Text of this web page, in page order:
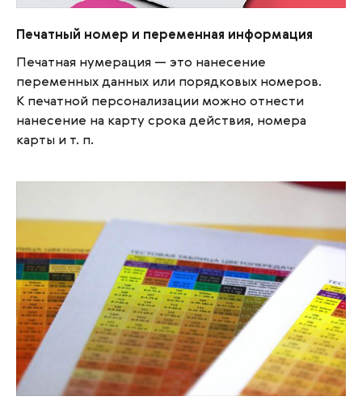
Печатный номер и переменная информация
Печатная нумерация — это нанесение
переменных данных или порядковых номеров.
К печатной персонализации можно отнести
нанесение на карту срока действия, номера
карты и т. п.